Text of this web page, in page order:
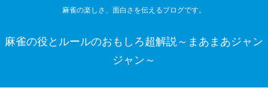
麻雀の楽しさ、面白さを伝えるブログです。
麻雀の役とルールのおもしろ超解説～まあまあジャン
ジャン～